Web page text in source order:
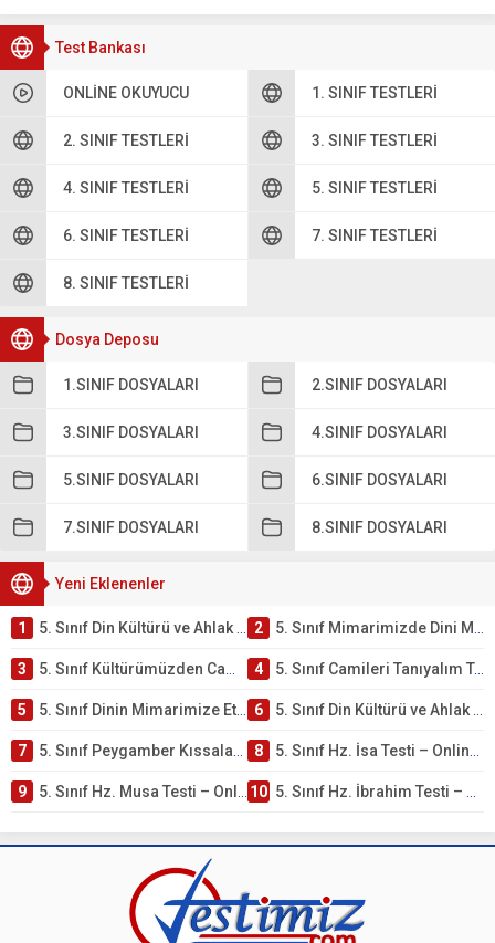
Test Bankası
ONLINE OKUYUCU 1. SINIF TESTLERI
2. SINIF TESTLERI 3. SINIF TESTLERI
4. SINIF TESTLERI 5. SINIF TESTLERI
6. SINIF TESTLERI 7. SINIF TESTLERI
8. SINIF TESTLERI
Dosya Deposu
1.SINIF DOSYALARI 2.SINIF DOSYALARI
3.SINIF DOSYALARI 4.SINIF DOSYALARI
5.SINIF DOSYALARI 6.SINIF DOSYALARI
7.SINIF DOSYALARI 8.SINIF DOSYALARI
Yeni Eklenenler
1 5. Sınıf Din Kültürü ve Ahlak Bilgisi 4. Ünite: Mimarimizde Dini Motifler Çalışmaları 2 5. Sınıf Mimarimizde Dini Motifler Ünite Testi – Online Çöz
3 5. Sınıf Kültürümüzden Cami Örnekleri Testi – Online Çöz 4 5. Sınıf Camileri Tanıyalım Testi – Online Çöz
5 5. Sınıf Dinin Mimarimize Etkisi Testi – Online Çöz 6 5. Sınıf Din Kültürü ve Ahlak Bilgisi 4. Ünite: Peygamber Kıssaları Çalışmaları
7 5. Sınıf Peygamber Kıssaları Ünite Testi – Online Çöz 8 5. Sınıf Hz. İsa Testi – Online Çöz
9 5. Sınıf Hz. Musa Testi – Online Çöz 10 5. Sınıf Hz. İbrahim Testi – Online Çöz